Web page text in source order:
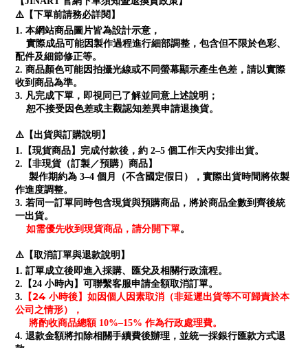
⚠️【下單前請務必詳閱】
1. 本網站商品圖片皆為設計示意，
實際成品可能因製作過程進行細部調整，包含但不限於色彩、
配件及細節修正等。
2. 商品顏色可能因拍攝光線或不同螢幕顯示產生色差，請以實際
收到商品為準。
3. 凡完成下單，即視同已了解並同意上述說明；
恕不接受因色差或主觀認知差異申請退換貨。
⚠️【出貨與訂購說明】
1.【現貨商品】完成付款後，約 2–5 個工作天內安排出貨。
2.【非現貨（訂製／預購）商品】
製作期約為 3–4 個月（不含國定假日），實際出貨時間將依製
作進度調整。
3. 若同一訂單同時包含現貨與預購商品，將於商品全數到齊後統
一出貨。
如需優先收到現貨商品，請分開下單。
⚠️【取消訂單與退款說明】
1. 訂單成立後即進入採購、匯兌及相關行政流程。
2.【24 小時內】可聯繫客服申請全額取消訂單。
3.
【24 小時後】如因個人因素取消（非延遲出貨等不可歸責於本
公司之情形），
將酌收商品總額 10%–15% 作為行政處理費。
4. 退款金額將扣除相關手續費後辦理，並統一採銀行匯款方式退